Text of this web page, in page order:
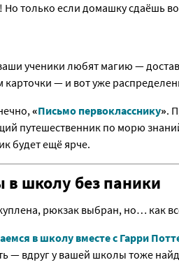
только если домашку сдаёшь
ученики любят магию —
карточки — и вот уже
«Письмо первокласснику».
путешественник по морю
будет ещё ярче.
в школу без паники
рюкзак выбран, но… как
в школу вместе с Гарри
— вдруг у вашей школы тоже